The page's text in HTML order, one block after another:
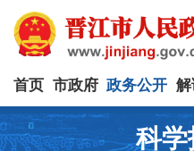
首页 市政府 政务公开
科学